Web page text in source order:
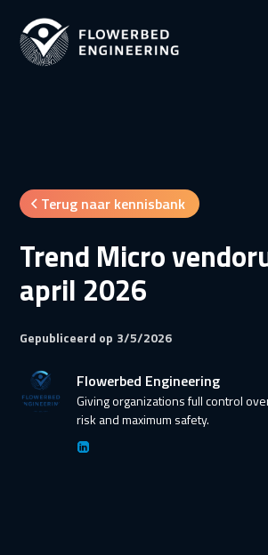
Terug naar kennisbank
Trend Micro
april 2026
Gepubliceerd op 3/5/2026
Flowerbed Engineering
Giving organizations full control
risk and maximum safety.